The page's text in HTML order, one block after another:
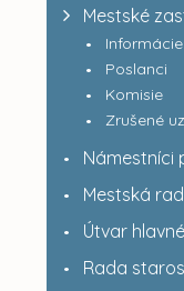
Mestské
Informácie
Poslanci
Komisie
Zrušené
Námestníci
Mestská
Útvar
Rada